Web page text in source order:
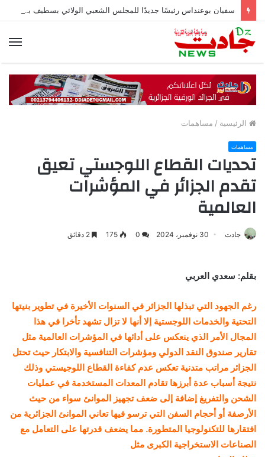
سفيان بوعنداس رئيسًا جديدًا للمجلس الشعبي الولائي بسطيف بالأغلبية
الرئيسية / مساهمات
مساهمات
تحديات القطاع اللوجستي تعيق
تقدم الجزائر في المؤشرات
العالمية
جادت 30 نوفمبر، 2024 0
175
بقلم: سعدي العربي
رغم الجهود التي تبذلها الجزائر في السنوات الأخيرة في تطوير بنيتها
التحتية والخدمات اللوجستية إلا أنها لا تزال تشهد تأخرا في هذا
المجال الأمر الذي ينعكس على أدائها في المؤشرات العالمية مثل
تقارير صندوق النقد الدولي ومؤشرات التنافسية والابتكار حيث تحتل
الجزائر مراتب متدنية تعكس عدم كفاءة القطاع اللوجيستي وذلك
نتيجة أسباب عدة أبرزها تقادم المعدات المستخدمة في عمليات
الشحن والتفريغ إضافة إلى ضعف تجهيز الموانئ سواء من حيث
الأرصفة أو أحجام السفن التي ترسو فيها تعاني الموانئ الجزائرية من
افتقارها للتكنولوجيا المتطورة. مما يضعف قدرتها على التعامل مع
الصناعات الاستخراجية الكبرى مثل